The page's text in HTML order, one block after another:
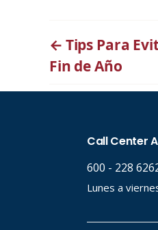
← Tips Para
Fin de Año